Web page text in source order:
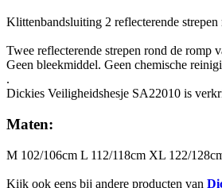
Klittenbandsluiting 2 reflecterende
Twee reflecterende strepen rond de romp
Geen bleekmiddel. Geen chemische
.
Dickies Veiligheidshesje SA22010 is
Maten:
M 102/106cm L 112/118cm XL 122/
Kijk ook eens bij andere producten van